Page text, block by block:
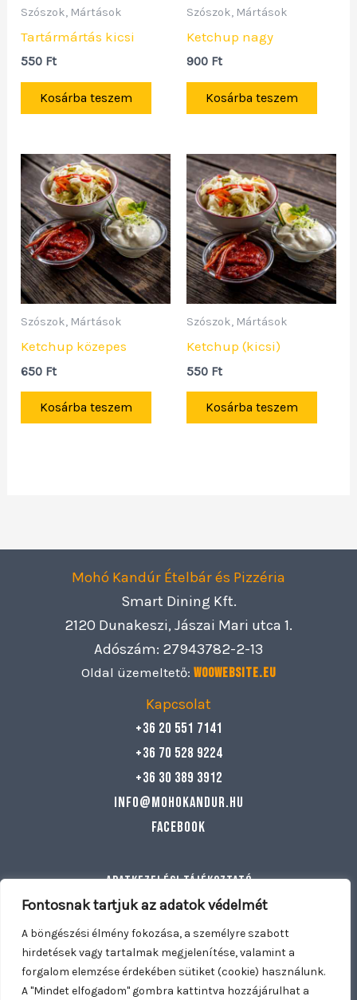
Fontosnak tartjuk az adatok védelmét
A böngészési élmény fokozása, a személyre szabott
hirdetések vagy tartalmak megjelenítése, valamint a
forgalom elemzése érdekében sütiket (cookie) használunk.
A "Mindet elfogadom" gombra kattintva hozzájárulhat a
Szószok, Mártások
Tartármártás kicsi
550 Ft
Kosárba teszem
Szószok, Mártások
Ketchup nagy
900 Ft
Kosárba teszem
Szószok, Mártások
Ketchup közepes
650 Ft
Kosárba teszem
Szószok, Mártások
Ketchup (kicsi)
550 Ft
Kosárba teszem
Mohó Kandúr Ételbár és Pizzéria
Smart Dining Kft.
2120 Dunakeszi, Jászai Mari utca 1.
Adószám: 27943782-2-13
Oldal üzemeltető: Woowebsite.eu
Kapcsolat
+36 20 551 7141
+36 70 528 9224
+36 30 389 3912
info@mohokandur.hu
Facebook
Adatkezelési tájékoztató
Általános szerződési feltételek
Egyéb információ
Copyright © 2026 Mohó Kandúr | Nyitva tartunk: Hétfő –